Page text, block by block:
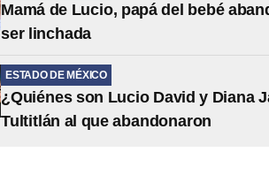
Mamá de Lucio, papá del bebé
ser linchada
ESTADO DE MÉXICO
¿Quiénes son Lucio David y Diana
Tultitlán al que abandonaron